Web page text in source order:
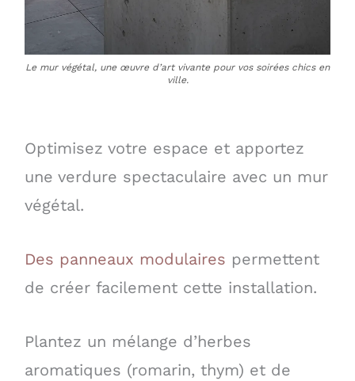
Le mur végétal, une œuvre d’art vivante pour vos soirées chics en
ville.
Optimisez votre espace et apportez
une verdure spectaculaire avec un mur
végétal.
Des panneaux modulaires permettent
de créer facilement cette installation.
Plantez un mélange d’herbes
aromatiques (romarin, thym) et de